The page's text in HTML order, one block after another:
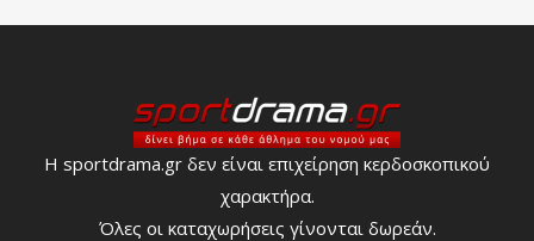
Η sportdrama.gr δεν είναι επιχείρηση κερδοσκοπικού
χαρακτήρα.
Όλες οι καταχωρήσεις γίνονται δωρεάν.